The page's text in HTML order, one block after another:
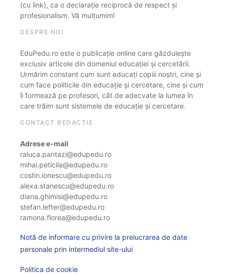
(cu link), ca o declarație reciprocă de respect și
profesionalism. Vă mulțumim!
DESPRE NOI
EduPedu.ro este o publicație online care găzduiește
exclusiv articole din domeniul educației și cercetării.
Urmărim constant cum sunt educați copiii noștri, cine și
cum face politicile din educație și cercetare, cine și cum
îi formează pe profesori, cât de adecvate la lumea în
care trăim sunt sistemele de educație și cercetare.
CONTACT REDACȚIE
Adrese e-mail
raluca.pantazi@edupedu.ro
mihai.peticila@edupedu.ro
costin.ionescu@edupedu.ro
alexa.stanescu@edupedu.ro
diana.ghimisi@edupedu.ro
stefan.lefter@edupedu.ro
ramona.florea@edupedu.ro
Notă de informare cu privire la prelucrarea de date
personale prin intermediul site-ului
Politica de cookie